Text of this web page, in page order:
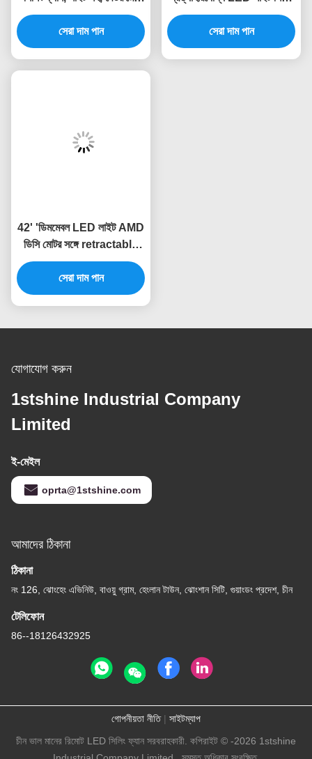
জন্য লো প্রোফাইল ফ্যান
সেরা দাম পান
ফ্যান ওয়াইফাই নিয়ন্ত্রণ
সেরা দাম পান
42' 'ডিমমেবল LED লাইট AMD
ডিসি মোটর সঙ্গে retractable
সিলিং ফ্যান
সেরা দাম পান
যোগাযোগ করুন
1stshine Industrial Company
Limited
ই-মেইল
oprta@1stshine.com
আমাদের ঠিকানা
ঠিকানা
নং 126, ঝোংহেং এভিনিউ, বাওয়ু গ্রাম, হেংলান টাউন, ঝোংশান সিটি, গুয়াংডং প্রদেশ, চীন
টেলিফোন
86--18126432925
গোপনীয়তা নীতি| সাইটম্যাপ
চীন ভাল মানের রিমোট LED সিলিং ফ্যান সরবরাহকারী. কপিরাইট © -2026 1stshine